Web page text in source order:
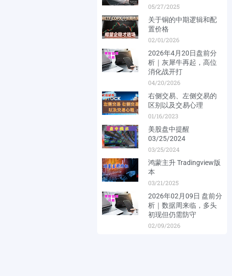
05/27/2025
关于铜的中期逻辑和配
置价格
02/01/2026
2026年4月20日盘前分
析｜灰犀牛再起，高位
消化战开打
04/20/2026
右侧交易、左侧交易的
区别以及交易心理
01/16/2023
美股盘中提醒
03/25/2024
03/25/2024
鸿蒙主升 Tradingview版
本
03/21/2025
2026年02月09日 盘前分
析｜数据周来临，多头
初现但仍需防守
02/09/2026